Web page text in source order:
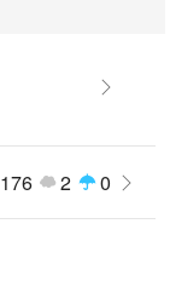
176 2 0